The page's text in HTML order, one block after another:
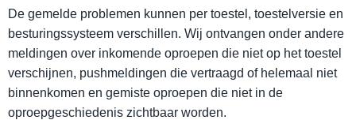
De gemelde problemen kunnen per toestel, toestelversie en
besturingssysteem verschillen. Wij ontvangen onder andere
meldingen over inkomende oproepen die niet op het toestel
verschijnen, pushmeldingen die vertraagd of helemaal niet
binnenkomen en gemiste oproepen die niet in de
oproepgeschiedenis zichtbaar worden.